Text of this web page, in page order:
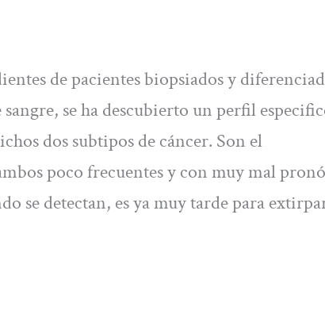
de pacientes biopsiados y
se ha descubierto un perfil
dos subtipos de cáncer. Son el
poco frecuentes y con muy mal
se detectan, es ya muy tarde para